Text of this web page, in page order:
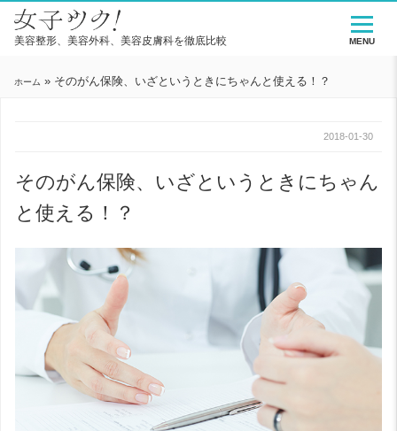
美容整形、美容外科、美容皮膚科を徹底比較
ホーム » そのがん保険、いざというときにちゃんと使える！？
2018-01-30
そのがん保険、いざというときにちゃん
と使える！？
MENU